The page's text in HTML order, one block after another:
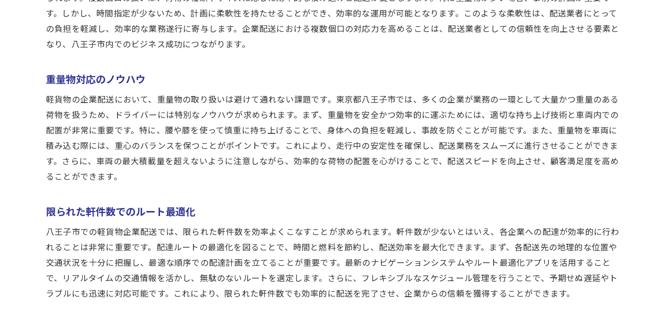
効率的な日の流れで利益を最大化
企業配送の付加価値を高める方法
企業ニーズに応える配送の工夫
八王子の企業ネットワークを活用
企業専用サービスの提供戦略
顧客満足を上げるフォローアップ
少ない配達先で高い利益を得る方法
顧客との深い関係構築のチャンス
ストレスを減らす作業負荷の軽減
精度の高い配送サービスを実現
不在が少ない企業配送で効率的な業務を実現
す。しかし、時間指定が少ないため、計画に柔軟性を持たせることができ、効率的な運用が可能となります。このような柔軟性は、配送業者にとって
の負担を軽減し、効率的な業務遂行に寄与します。企業配送における複数個口の対応力を高めることは、配送業者としての信頼性を向上させる要素と
なり、八王子市内でのビジネス成功につながります。
重量物対応のノウハウ
軽貨物の企業配送において、重量物の取り扱いは避けて通れない課題です。東京都八王子市では、多くの企業が業務の一環として大量かつ重量のある
荷物を扱うため、ドライバーには特別なノウハウが求められます。まず、重量物を安全かつ効率的に運ぶためには、適切な持ち上げ技術と車両内での
配置が非常に重要です。特に、腰や膝を使って慎重に持ち上げることで、身体への負担を軽減し、事故を防ぐことが可能です。また、重量物を車両に
積み込む際には、重心のバランスを保つことがポイントです。これにより、走行中の安定性を確保し、配送業務をスムーズに進行させることができま
す。さらに、車両の最大積載量を超えないように注意しながら、効率的な荷物の配置を心がけることで、配送スピードを向上させ、顧客満足度を高め
ることができます。
限られた軒件数でのルート最適化
八王子市での軽貨物企業配送では、限られた軒件数を効率よくこなすことが求められます。軒件数が少ないとはいえ、各企業への配達が効率的に行わ
れることは非常に重要です。配達ルートの最適化を図ることで、時間と燃料を節約し、配送効率を最大化できます。まず、各配送先の地理的な位置や
交通状況を十分に把握し、最適な順序での配達計画を立てることが重要です。最新のナビゲーションシステムやルート最適化アプリを活用すること
で、リアルタイムの交通情報を活かし、無駄のないルートを選定します。さらに、フレキシブルなスケジュール管理を行うことで、予期せぬ遅延やト
ラブルにも迅速に対応可能です。これにより、限られた軒件数でも効率的に配送を完了させ、企業からの信頼を獲得することができます。